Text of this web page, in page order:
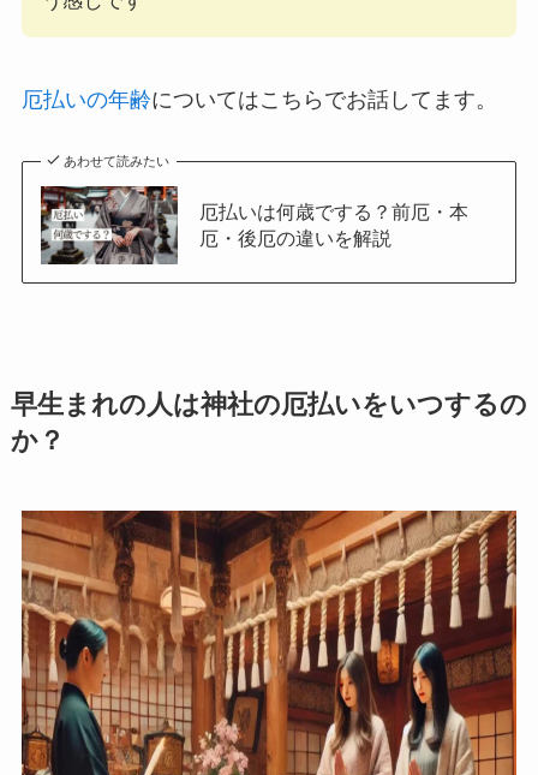
厄払いの年齢についてはこちらでお話してます。
あわせて読みたい
厄払いは何歳でする？前厄・本
厄・後厄の違いを解説
早生まれの人は神社の厄払いをいつするの
か？